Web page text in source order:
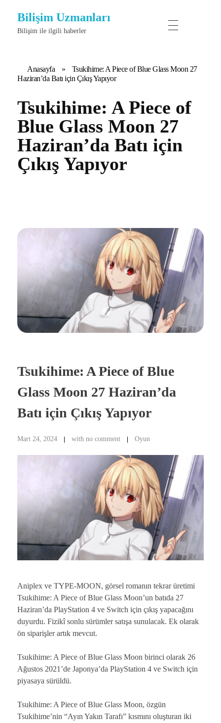
Bilişim Uzmanları
Bilişim ile ilgili haberler
Anasayfa »
Tsukihime: A Piece of Blue Glass Moon 27
Haziran’da Batı için Çıkış Yapıyor
Tsukihime: A Piece of
Blue Glass Moon 27
Haziran’da Batı için
Çıkış Yapıyor
Tsukihime: A Piece of Blue
Glass Moon 27 Haziran’da
Batı için Çıkış Yapıyor
Mart 24, 2024 with no comment Oyun
Aniplex ve TYPE-MOON, görsel romanın tekrar üretimi
Tsukihime: A Piece of Blue Glass Moon’un batıda 27
Haziran’da PlayStation 4 ve Switch için çıkış yapacağını
duyurdu. Fizikî sonlu sürümler satışa sunulacak. Ek olarak
ön siparişler artık mevcut.
Tsukihime: A Piece of Blue Glass Moon birinci olarak 26
Ağustos 2021’de Japonya’da PlayStation 4 ve Switch için
piyasaya sürüldü.
Tsukihime: A Piece of Blue Glass Moon, özgün
Tsukihime’nin “Ayın Yakın Tarafı” kısmını oluşturan iki